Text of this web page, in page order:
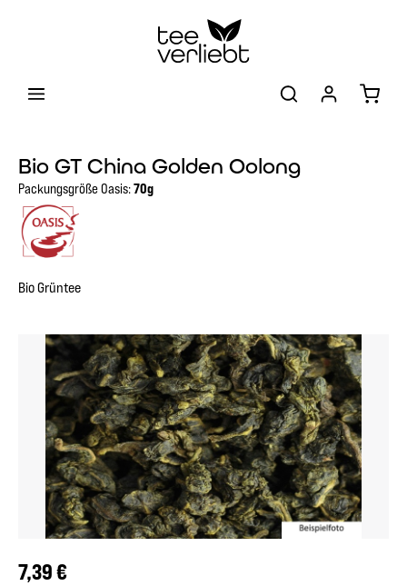
Bio GT China Golden Oolong
Packungsgröße Oasis:70g
Bio Grüntee
Bildergalerie überspringen
Regulärer Preis:
7,39 €